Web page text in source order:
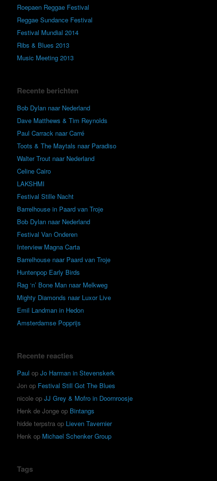
Roepaen Reggae Festival
Reggae Sundance Festival
Festival Mundial 2014
Ribs & Blues 2013
Music Meeting 2013
Recente berichten
Bob Dylan naar Nederland
Dave Matthews & Tim Reynolds
Paul Carrack naar Carré
Toots & The Maytals naar Paradiso
Walter Trout naar Nederland
Celine Cairo
LAKSHMI
Festival Stille Nacht
Barrelhouse in Paard van Troje
Bob Dylan naar Nederland
Festival Van Onderen
Interview Magna Carta
Barrelhouse naar Paard van Troje
Huntenpop Early Birds
Rag ‘n’ Bone Man naar Melkweg
Mighty Diamonds naar Luxor Live
Emil Landman in Hedon
Amsterdamse Popprijs
Recente reacties
Paul op Jo Harman in Stevenskerk
Jon op Festival Still Got The Blues
nicole op JJ Grey & Mofro in Doornroosje
Henk de Jonge op Bintangs
hidde terpstra op Lieven Tavernier
Henk op Michael Schenker Group
Tags